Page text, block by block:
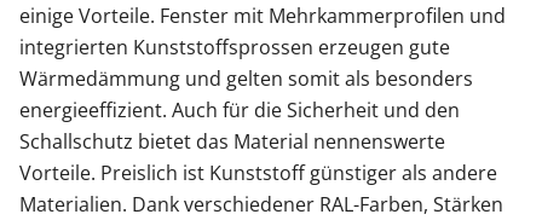
einige Vorteile. Fenster mit Mehrkammerprofilen und
integrierten Kunststoffsprossen erzeugen gute
Wärmedämmung und gelten somit als besonders
energieeffizient. Auch für die Sicherheit und den
Schallschutz bietet das Material nennenswerte
Vorteile. Preislich ist Kunststoff günstiger als andere
Materialien. Dank verschiedener RAL-Farben, Stärken